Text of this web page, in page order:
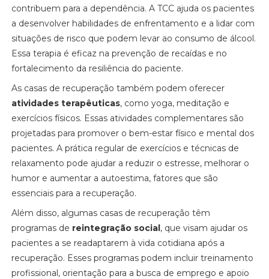
contribuem para a dependência. A TCC ajuda os pacientes
a desenvolver habilidades de enfrentamento e a lidar com
situações de risco que podem levar ao consumo de álcool.
Essa terapia é eficaz na prevenção de recaídas e no
fortalecimento da resiliência do paciente.
As casas de recuperação também podem oferecer
atividades terapêuticas, como yoga, meditação e
exercícios físicos. Essas atividades complementares são
projetadas para promover o bem-estar físico e mental dos
pacientes. A prática regular de exercícios e técnicas de
relaxamento pode ajudar a reduzir o estresse, melhorar o
humor e aumentar a autoestima, fatores que são
essenciais para a recuperação.
Além disso, algumas casas de recuperação têm
programas de reintegração social, que visam ajudar os
pacientes a se readaptarem à vida cotidiana após a
recuperação. Esses programas podem incluir treinamento
profissional, orientação para a busca de emprego e apoio